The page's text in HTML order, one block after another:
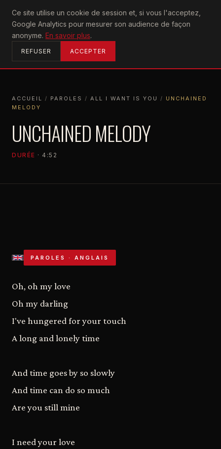
Ce site utilise un cookie de session et, si vous l'acceptez,
Google Analytics pour mesurer son audience de façon
anonyme. En savoir plus.
REFUSER ACCEPTER
U2achtung
ACCUEIL
ACCUEIL / PAROLES / ALL I WANT IS YOU / UNCHAINED
MELODY
UNCHAINED MELODY
DURÉE · 4:52
PAROLES · ANGLAIS
Oh, oh my love
Oh my darling
I've hungered for your touch
A long and lonely time
And time goes by so slowly
And time can do so much
Are you still mine
I need your love